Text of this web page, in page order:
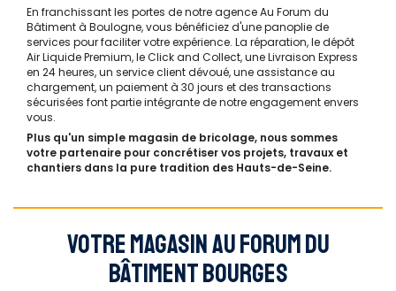
En franchissant les portes de notre agence Au Forum du
Bâtiment à Boulogne, vous bénéficiez d'une panoplie de
services pour faciliter votre expérience. La réparation, le dépôt
Air Liquide Premium, le Click and Collect, une Livraison Express
en 24 heures, un service client dévoué, une assistance au
chargement, un paiement à 30 jours et des transactions
sécurisées font partie intégrante de notre engagement envers
vous.
Plus qu'un simple magasin de bricolage, nous sommes
votre partenaire pour concrétiser vos projets, travaux et
chantiers dans la pure tradition des Hauts-de-Seine.
VOTRE MAGASIN AU FORUM DU
BÂTIMENT BOURGES